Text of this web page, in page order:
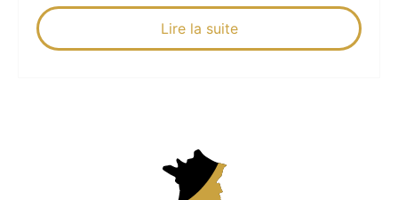
Lire la suite